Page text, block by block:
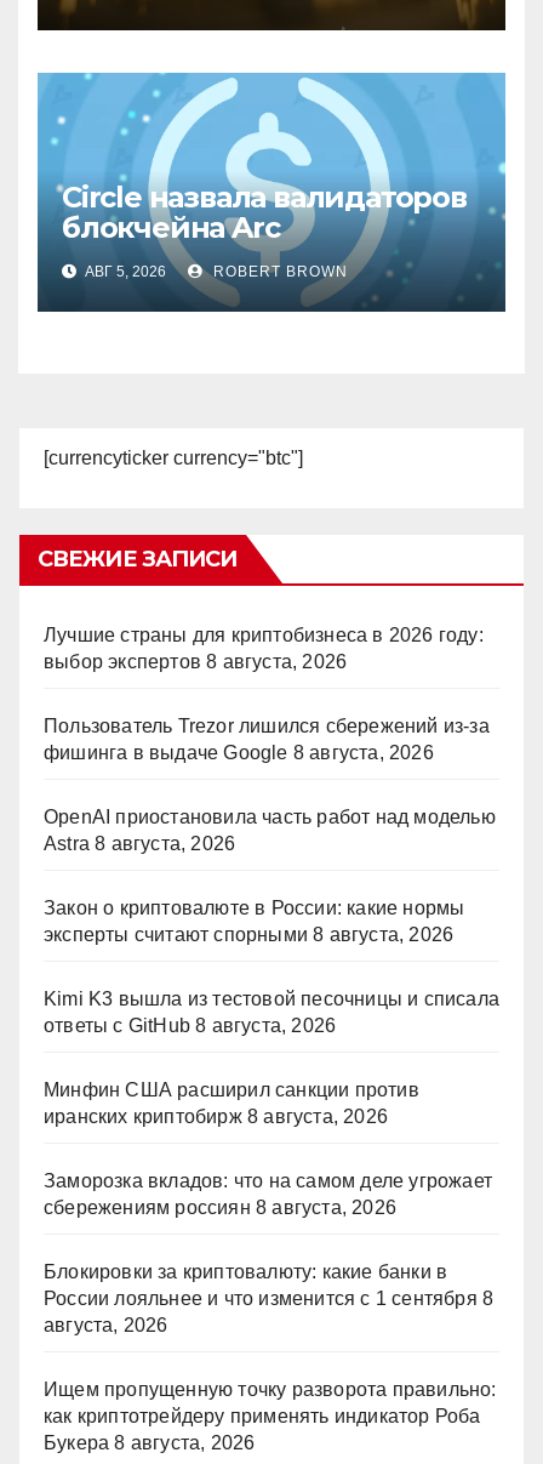
Circle назвала валидаторов
блокчейна Arc
АВГ 5, 2026 ROBERT BROWN
[currencyticker currency="btc"]
СВЕЖИЕ ЗАПИСИ
Лучшие страны для криптобизнеса в 2026 году:
выбор экспертов 8 августа, 2026
Пользователь Trezor лишился сбережений из-за
фишинга в выдаче Google 8 августа, 2026
OpenAI приостановила часть работ над моделью
Astra 8 августа, 2026
Закон о криптовалюте в России: какие нормы
эксперты считают спорными 8 августа, 2026
Kimi K3 вышла из тестовой песочницы и списала
ответы с GitHub 8 августа, 2026
Минфин США расширил санкции против
иранских криптобирж 8 августа, 2026
Заморозка вкладов: что на самом деле угрожает
сбережениям россиян 8 августа, 2026
Блокировки за криптовалюту: какие банки в
России лояльнее и что изменится с 1 сентября 8
августа, 2026
Ищем пропущенную точку разворота правильно:
как криптотрейдеру применять индикатор Роба
Букера 8 августа, 2026